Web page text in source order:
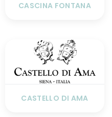
CASCINA FONTANA
CASTELLO DI AMA